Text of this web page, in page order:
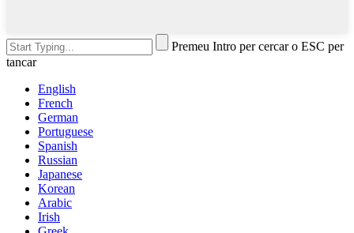
Premeu Intro per cercar o ESC per
tancar
English
French
German
Portuguese
Spanish
Russian
Japanese
Korean
Arabic
Irish